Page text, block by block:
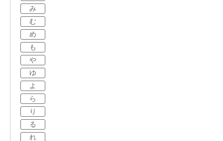
み
む
め
も
や
ゆ
よ
ら
り
る
れ